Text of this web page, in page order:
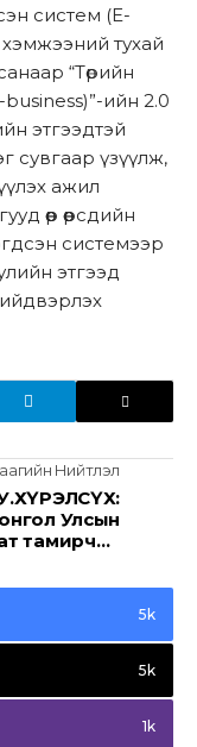
систем (Е-
тухай
“Төрийн
ийн 2.0
этгээдтэй
сувгаар үзүүлж,
ажил
өөр өөрсдийн
системээр
этгээд
Нийтлэл
Улсын
тамирчин
гэр
хүсье.
5k
5k
1k